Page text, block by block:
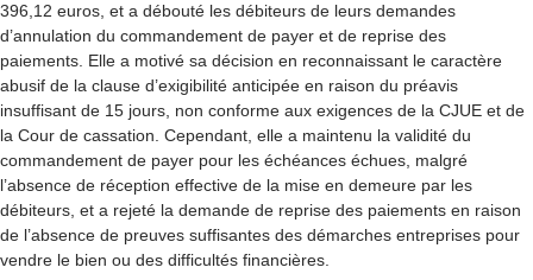
396,12 euros, et a débouté les débiteurs de leurs demandes
d’annulation du commandement de payer et de reprise des
paiements. Elle a motivé sa décision en reconnaissant le caractère
abusif de la clause d’exigibilité anticipée en raison du préavis
insuffisant de 15 jours, non conforme aux exigences de la CJUE et de
la Cour de cassation. Cependant, elle a maintenu la validité du
commandement de payer pour les échéances échues, malgré
l’absence de réception effective de la mise en demeure par les
débiteurs, et a rejeté la demande de reprise des paiements en raison
de l’absence de preuves suffisantes des démarches entreprises pour
vendre le bien ou des difficultés financières.